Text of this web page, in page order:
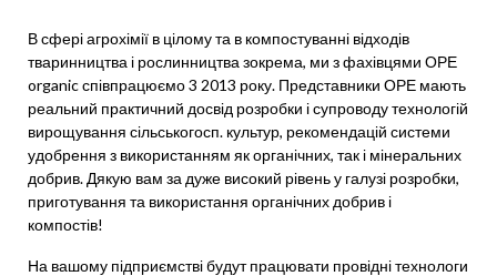
В сфері агрохімії в цілому та в компостуванні відходів
тваринництва і рослинництва зокрема, ми з фахівцями ОРЕ
organic співпрацюємо 3 2013 року. Представники ОРЕ мають
реальний практичний досвід розробки і супроводу технологій
вирощування сільськогосп. культур, рекомендацій системи
удобрення з використанням як органічних, так і мінеральних
добрив. Дякую вам за дуже високий рівень у галузі розробки,
приготування та використання органічних добрив і
компостів!
На вашому підприємстві будут працювати провідні технологи